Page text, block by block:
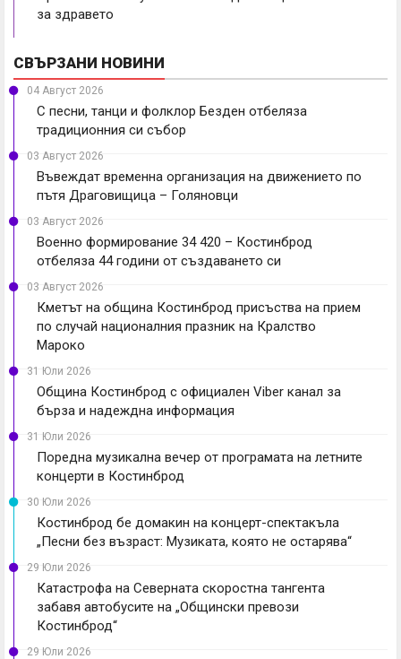
за здравето
СВЪРЗАНИ НОВИНИ
04 Август 2026
С песни, танци и фолклор Безден отбеляза
традиционния си събор
03 Август 2026
Въвеждат временна организация на движението по
пътя Драговищица – Голяновци
03 Август 2026
Военно формирование 34 420 – Костинброд
отбеляза 44 години от създаването си
03 Август 2026
Кметът на община Костинброд присъства на прием
по случай националния празник на Кралство
Мароко
31 Юли 2026
Община Костинброд с официален Viber канал за
бърза и надеждна информация
31 Юли 2026
Поредна музикална вечер от програмата на летните
концерти в Костинброд
30 Юли 2026
Костинброд бе домакин на концерт-спектакъла
„Песни без възраст: Музиката, която не остарява“
29 Юли 2026
Катастрофа на Северната скоростна тангента
забавя автобусите на „Общински превози
Костинброд“
29 Юли 2026